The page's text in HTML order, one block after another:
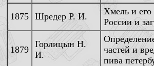
1875 Шредер Р. И.
Хмель и его
России и
1879
Горлицын Н.
И.
частей и
пива